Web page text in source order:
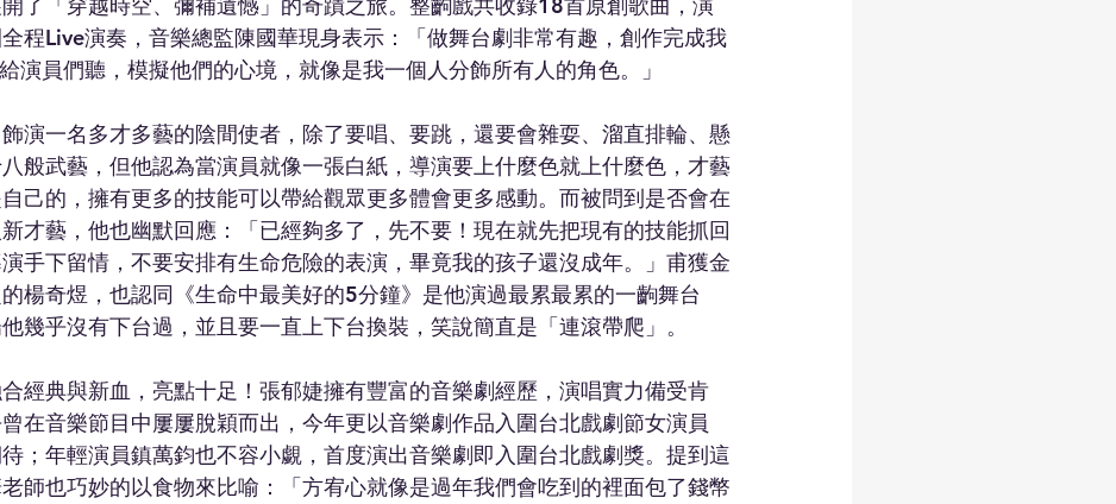
了「穿越時空、彌補遺憾」的奇蹟之旅。整齣戲共收錄18首原創歌曲，演
程Live演奏，音樂總監陳國華現身表示：「做舞台劇非常有趣，創作完成我
演員們聽，模擬他們的心境，就像是我一個人分飾所有人的角色。」
演一名多才多藝的陰間使者，除了要唱、要跳，還要會雜耍、溜直排輪、懸
般武藝，但他認為當演員就像一張白紙，導演要上什麼色就上什麼色，才藝
己的，擁有更多的技能可以帶給觀眾更多體會更多感動。而被問到是否會在
才藝，他也幽默回應：「已經夠多了，先不要！現在就先把現有的技能抓回
手下留情，不要安排有生命危險的表演，畢竟我的孩子還沒成年。」甫獲金
楊奇煜，也認同《生命中最美好的5分鐘》是他演過最累最累的一齣舞台
幾乎沒有下台過，並且要一直上下台換裝，笑說簡直是「連滾帶爬」。
經典與新血，亮點十足！張郁婕擁有豐富的音樂劇經歷，演唱實力備受肯
在音樂節目中屢屢脫穎而出，今年更以音樂劇作品入圍台北戲劇節女演員
；年輕演員鎮萬鈞也不容小覷，首度演出音樂劇即入圍台北戲劇獎。提到這
師也巧妙的以食物來比喻：「方宥心就像是過年我們會吃到的裡面包了錢幣